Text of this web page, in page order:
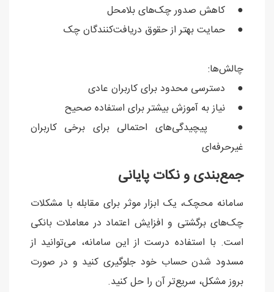
● کاهش صدور چک‌های بلامحل
● حمایت بهتر از حقوق دریافت‌کنندگان چک
چالش‌ها:
● دسترسی محدود برای کاربران عادی
● نیاز به آموزش بیشتر برای استفاده صحیح
● پیچیدگی‌های احتمالی برای برخی کاربران
غیرحرفه‌ای
جمع‌بندی و نکات پایانی
سامانه محچک، یک ابزار موثر برای مقابله با مشکلات
چک‌های برگشتی و افزایش اعتماد در معاملات بانکی
است. با استفاده درست از این سامانه، می‌توانید از
مسدود شدن حساب خود جلوگیری کنید و در صورت
بروز مشکل، سریع‌تر آن را حل کنید.